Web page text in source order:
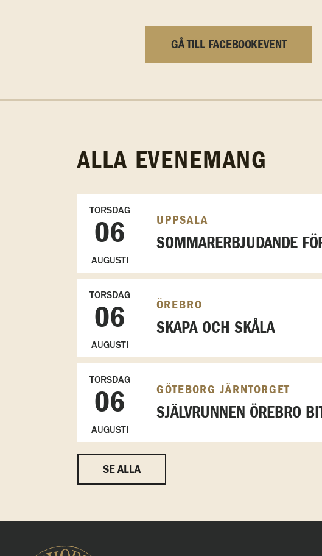
GÅ TILL FACEBOOKEVENT
ALLA EVENEMANG
TORSDAG
06
AUGUSTI
UPPSALA
SOMMARERBJUDANDE
TORSDAG
06
AUGUSTI
ÖREBRO
SKAPA OCH SKÅLA
TORSDAG
06
AUGUSTI
GÖTEBORG JÄRNTORGET
SJÄLVRUNNEN ÖREBRO
SE ALLA